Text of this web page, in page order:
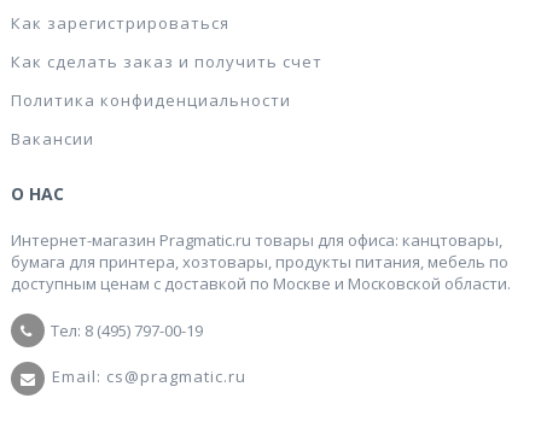
Как зарегистрироваться
Как сделать заказ и получить счет
Политика конфиденциальности
Вакансии
О НАС
Интернет-магазин Pragmatic.ru товары для офиса: канцтовары,
бумага для принтера, хозтовары, продукты питания, мебель по
доступным ценам с доставкой по Москве и Московской области.
Тел: 8 (495) 797-00-19
Email: cs@pragmatic.ru